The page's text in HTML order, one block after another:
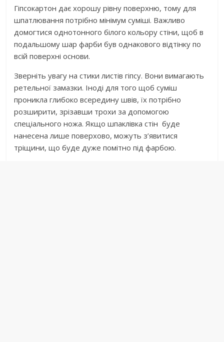
Гіпсокартон дає хорошу рівну поверхню, тому для
шпатлювання потрібно мінімум суміші. Важливо
домогтися однотонного білого кольору стіни, щоб в
подальшому шар фарби був однакового відтінку по
всій поверхні основи.
Зверніть увагу на стики листів гіпсу. Вони вимагають
ретельної замазки. Іноді для того щоб суміш
проникла глибоко всередину швів, їх потрібно
розширити, зрізавши трохи за допомогою
спеціального ножа. Якщо шпаклівка стін буде
нанесена лише поверхово, можуть з’явитися
тріщини, що буде дуже помітно під фарбою.